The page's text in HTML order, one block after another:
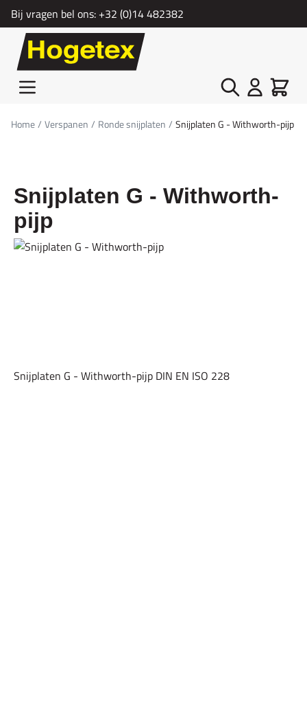
Bij vragen bel ons: +32 (0)14 482382
Ga naar de inhoud
Zoek Cart
Home/ Verspanen / Ronde snijplaten / Snijplaten G - Withworth-pijp
Snijplaten G - Withworth-
pijp
Snijplaten G - Withworth-pijp DIN EN ISO 228